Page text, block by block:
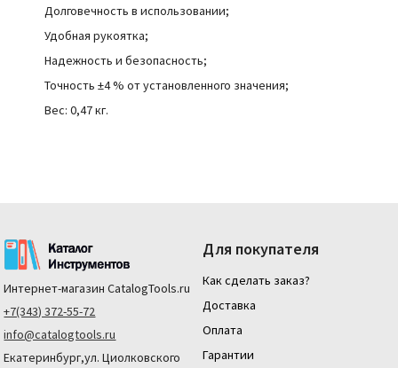
Долговечность в использовании;
Удобная рукоятка;
Надежность и безопасность;
Точность ±4 % от установленного значения;
Вес: 0,47 кг.
Интернет-магазин CatalogTools.ru
+7(343) 372-55-72
info@catalogtools.ru
Екатеринбург,ул. Циолковского
Для покупателя
Как сделать заказ?
Доставка
Оплата
Гарантии